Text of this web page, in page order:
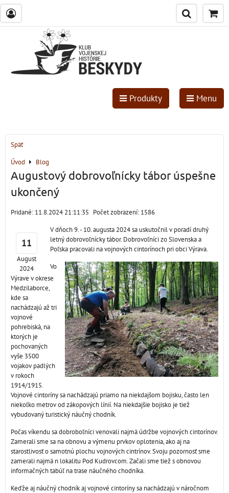
Produkty Menu
Späť
Úvod
Blog
Augustový dobrovoľnícky tábor úspešne
ukončený
Pridané: 11.8.2024 21:11:35 Počet zobrazení: 1586
11
August
2024
V dňoch 9. - 10. augusta 2024 sa uskutočnil v poradí druhý
letný dobrovoľnícky tábor. Dobrovoľníci zo Slovenska a
Poľska pracovali na vojnových cintorínoch pri obci Výrava.
Vo
Výrave v okrese
Medzilaborce,
kde sa
nachádzajú až tri
vojnové
pohrebiská, na
ktorých je
pochovaných
vyše 3500
vojakov padlých
v rokoch
1914/1915.
Vojnové cintoríny sa nachádzajú priamo na niekdajšom bojisku, často len
niekoľko metrov od zákopových línií. Na niekdajšie bojisko je tiež
vybudovaný turistický náučný chodník.
Počas víkendu sa dobroboľníci venovali najmä údržbe vojnových cintorínov.
Zamerali sme sa na obnovu a výmenu prvkov oplotenia, ako aj na
starostlivosť o samotnú plochu vojnových cintrínov. Svoju pozornosť sme
zamerali najmä n lokalitu Pod Kudrovcom. Začali sme tiež s obnovou
informačných tabúľ na trase náučného chodníka.
Keďže aj náučný chodník aj vojnové cintoríny sa nachádzajú v náročnom